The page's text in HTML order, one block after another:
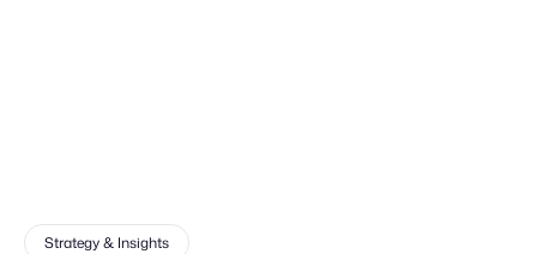
Strategy & Insights